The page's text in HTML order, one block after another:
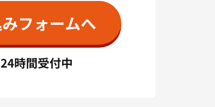
フォームへ
時間受付中